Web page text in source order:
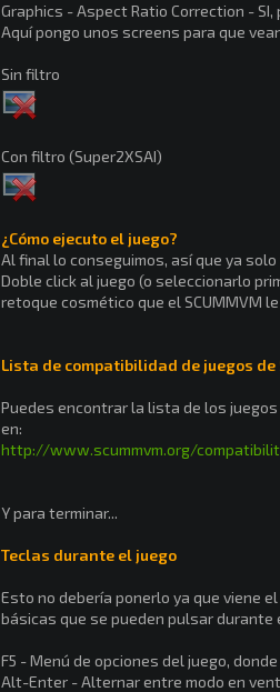
Graphics - Aspect Ratio Correction -
Aquí pongo unos screens para que
Sin filtro
Con filtro (Super2XSAI)
¿Cómo ejecuto el juego?
Al final lo conseguimos, así que ya
Doble click al juego (o seleccionarlo
retoque cosmético que el SCUMMVM le
Lista de compatibilidad de juegos de
Puedes encontrar la lista de los
en:
http://www.scummvm.org/
Y para terminar...
Teclas durante el juego
Esto no debería ponerlo ya que viene
básicas que se pueden pulsar durante
F5 - Menú de opciones del juego,
Alt-Enter - Alternar entre modo en